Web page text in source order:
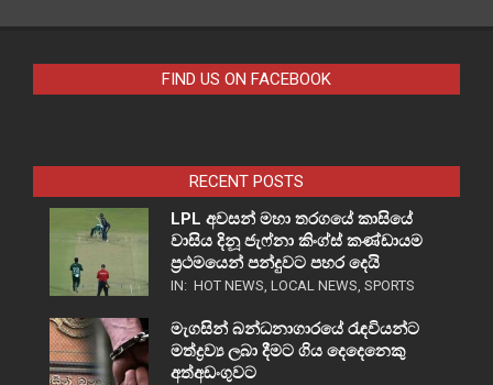
FIND US ON FACEBOOK
RECENT POSTS
LPL අවසන් මහා තරගයේ කාසියේ
වාසිය දිනූ ජැෆ්නා කිංග්ස් කණ්ඩායම
ප්‍රථමයෙන් පන්දුවට පහර දෙයි
IN: HOT NEWS, LOCAL NEWS, SPORTS
මැගසින් බන්ධනාගාරයේ රැඳවියන්ට
මත්ද්‍රව්‍ය ලබා දීමට ගිය දෙදෙනෙකු
අත්අඩංගුවට